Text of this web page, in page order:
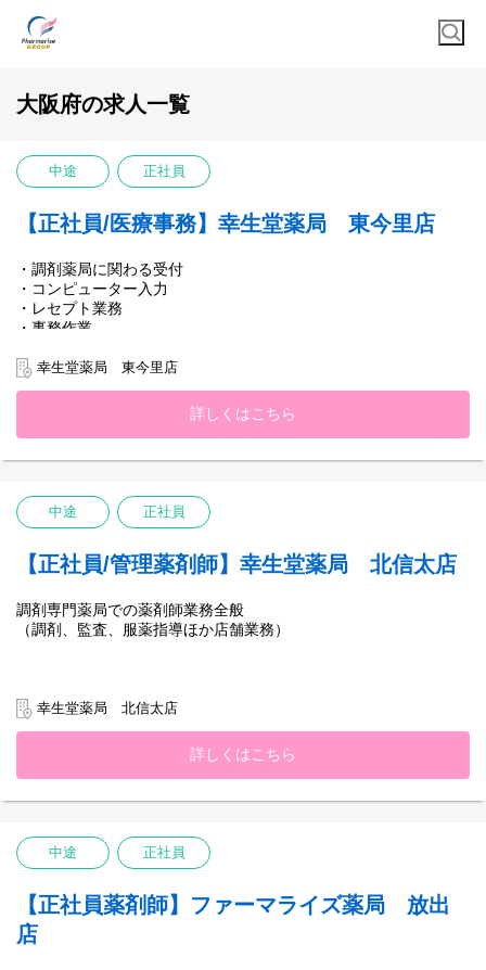
大阪府の求人一覧
中途 正社員
【正社員/医療事務】幸生堂薬局 東今里店
・調剤薬局に関わる受付
・コンピューター入力
・レセプト業務
・事務作業
・薬剤師と一緒に施設への配薬
幸生堂薬局 東今里店
詳しくはこちら
中途 正社員
【正社員/管理薬剤師】幸生堂薬局 北信太店
調剤専門薬局での薬剤師業務全般
（調剤、監査、服薬指導ほか店舗業務）
幸生堂薬局 北信太店
詳しくはこちら
中途 正社員
【正社員薬剤師】ファーマライズ薬局 放出
店